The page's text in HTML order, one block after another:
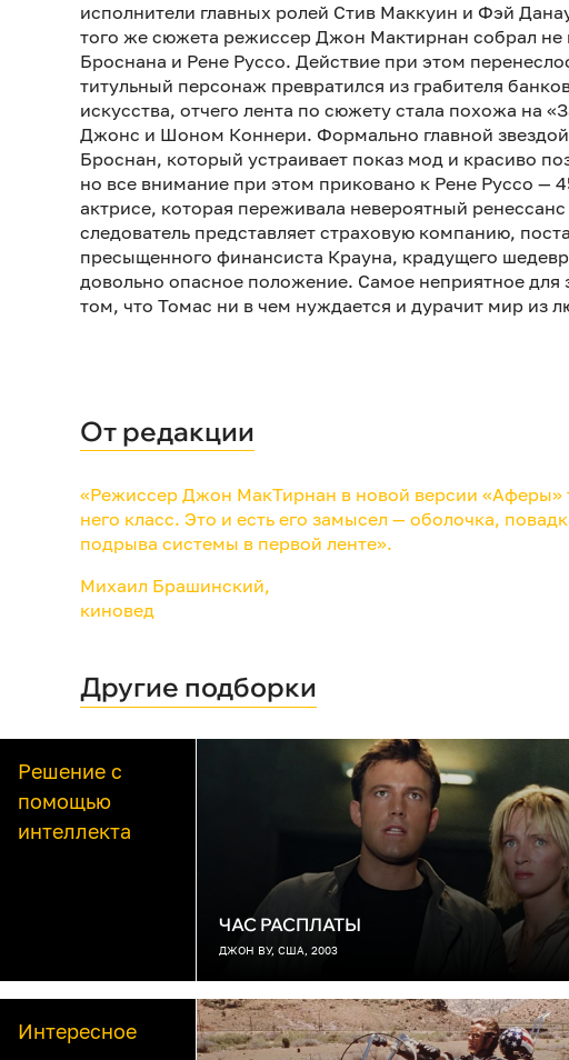
исполнители главных ролей Стив Маккуин и Фэй
того же сюжета режиссер Джон Мактирнан собрал
Броснана и Рене Руссо. Действие при этом
титульный персонаж превратился из грабителя
искусства, отчего лента по сюжету стала похожа на
Джонс и Шоном Коннери. Формально главной звездой
Броснан, который устраивает показ мод и красиво
но все внимание при этом приковано к Рене Руссо —
актрисе, которая переживала невероятный
следователь представляет страховую компанию,
пресыщенного финансиста Крауна, крадущего
довольно опасное положение. Самое неприятное для
том, что Томас ни в чем нуждается и дурачит мир из
От редакции
«Режиссер Джон МакТирнан в новой версии «Аферы»
него класс. Это и есть его замысел — оболочка,
подрыва системы в первой ленте».
Михаил Брашинский,
киновед
Другие подборки
Решение с
помощью
интеллекта
ЧАС РАСПЛАТЫ
ДЖОН ВУ, США, 2003
Интересное